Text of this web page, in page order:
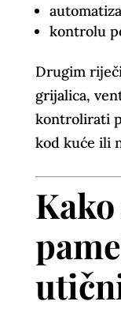
kontrolu
Drugim
grijalica,
kontrolirati
kod kuće ili